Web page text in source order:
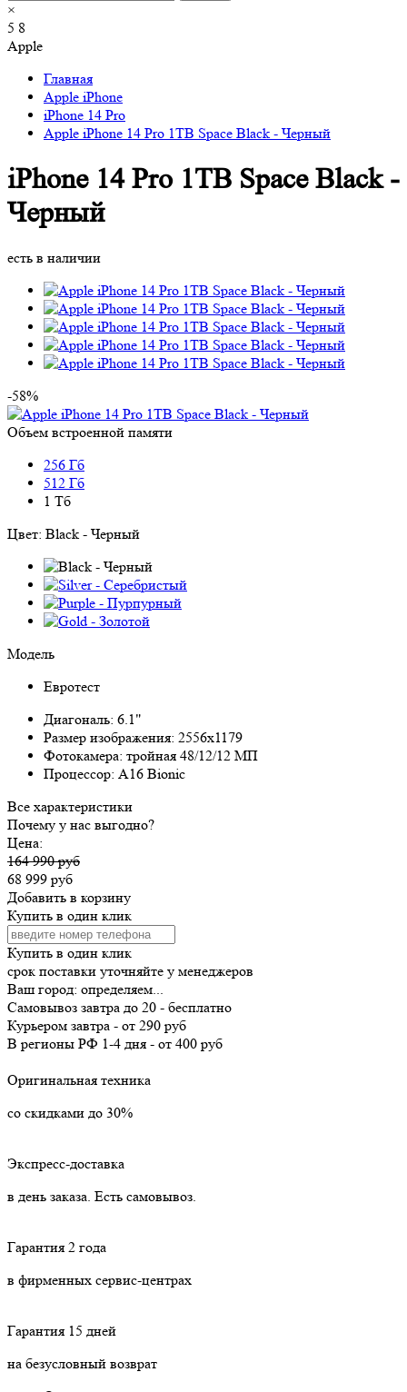
×
5 8
Apple
Главная
Apple iPhone
iPhone 14 Pro
Apple iPhone 14 Pro 1TB Space Black - Черный
iPhone 14 Pro 1TB Space Black -
Черный
есть в наличии
-58%
Объем встроенной памяти
256 Гб
512 Гб
1 Тб
Цвет: Black - Черный
Модель
Евротест
Диагональ: 6.1"
Размер изображения: 2556x1179
Фотокамера: тройная 48/12/12 МП
Процессор: A16 Bionic
Все характеристики
Почему у нас выгодно?
Цена:
164 990 руб
68 999 руб
Добавить в корзину
Купить в один клик
Купить в один клик
срок поставки уточняйте у менеджеров
Ваш город: определяем...
Самовывоз завтра до 20 - бесплатно
Курьером завтра - от 290 руб
В регионы РФ 1-4 дня - от 400 руб
Оригинальная техника
со скидками до 30%
Экспресс-доставка
в день заказа. Есть самовывоз.
Гарантия 2 года
в фирменных сервис-центрах
Гарантия 15 дней
на безусловный возврат